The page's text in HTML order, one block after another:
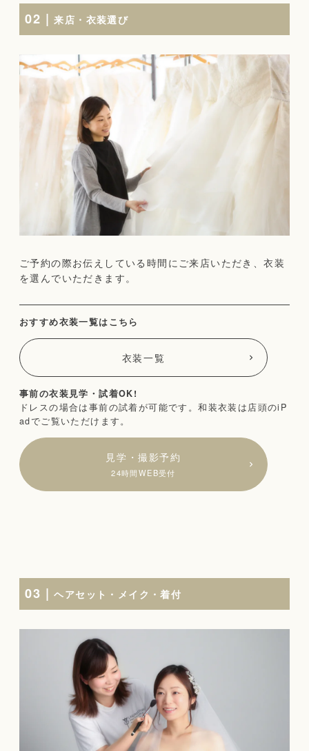
02 |来店・衣装選び
ご予約の際お伝えしている時間にご来店いただき、衣装
を選んでいただきます。
おすすめ衣装一覧はこちら
衣装一覧
事前の衣装見学・試着OK!
ドレスの場合は事前の試着が可能です。和装衣装は店頭のiP
adでご覧いただけます。
見学・撮影予約
24時間WEB受付
03 |ヘアセット・メイク・着付